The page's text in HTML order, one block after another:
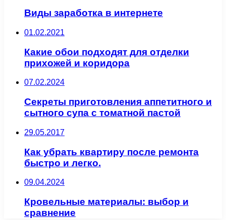
Виды заработка в интернете
01.02.2021
Какие обои подходят для отделки
прихожей и коридора
07.02.2024
Секреты приготовления аппетитного и
сытного супа с томатной пастой
29.05.2017
Как убрать квартиру после ремонта
быстро и легко.
09.04.2024
Кровельные материалы: выбор и
сравнение